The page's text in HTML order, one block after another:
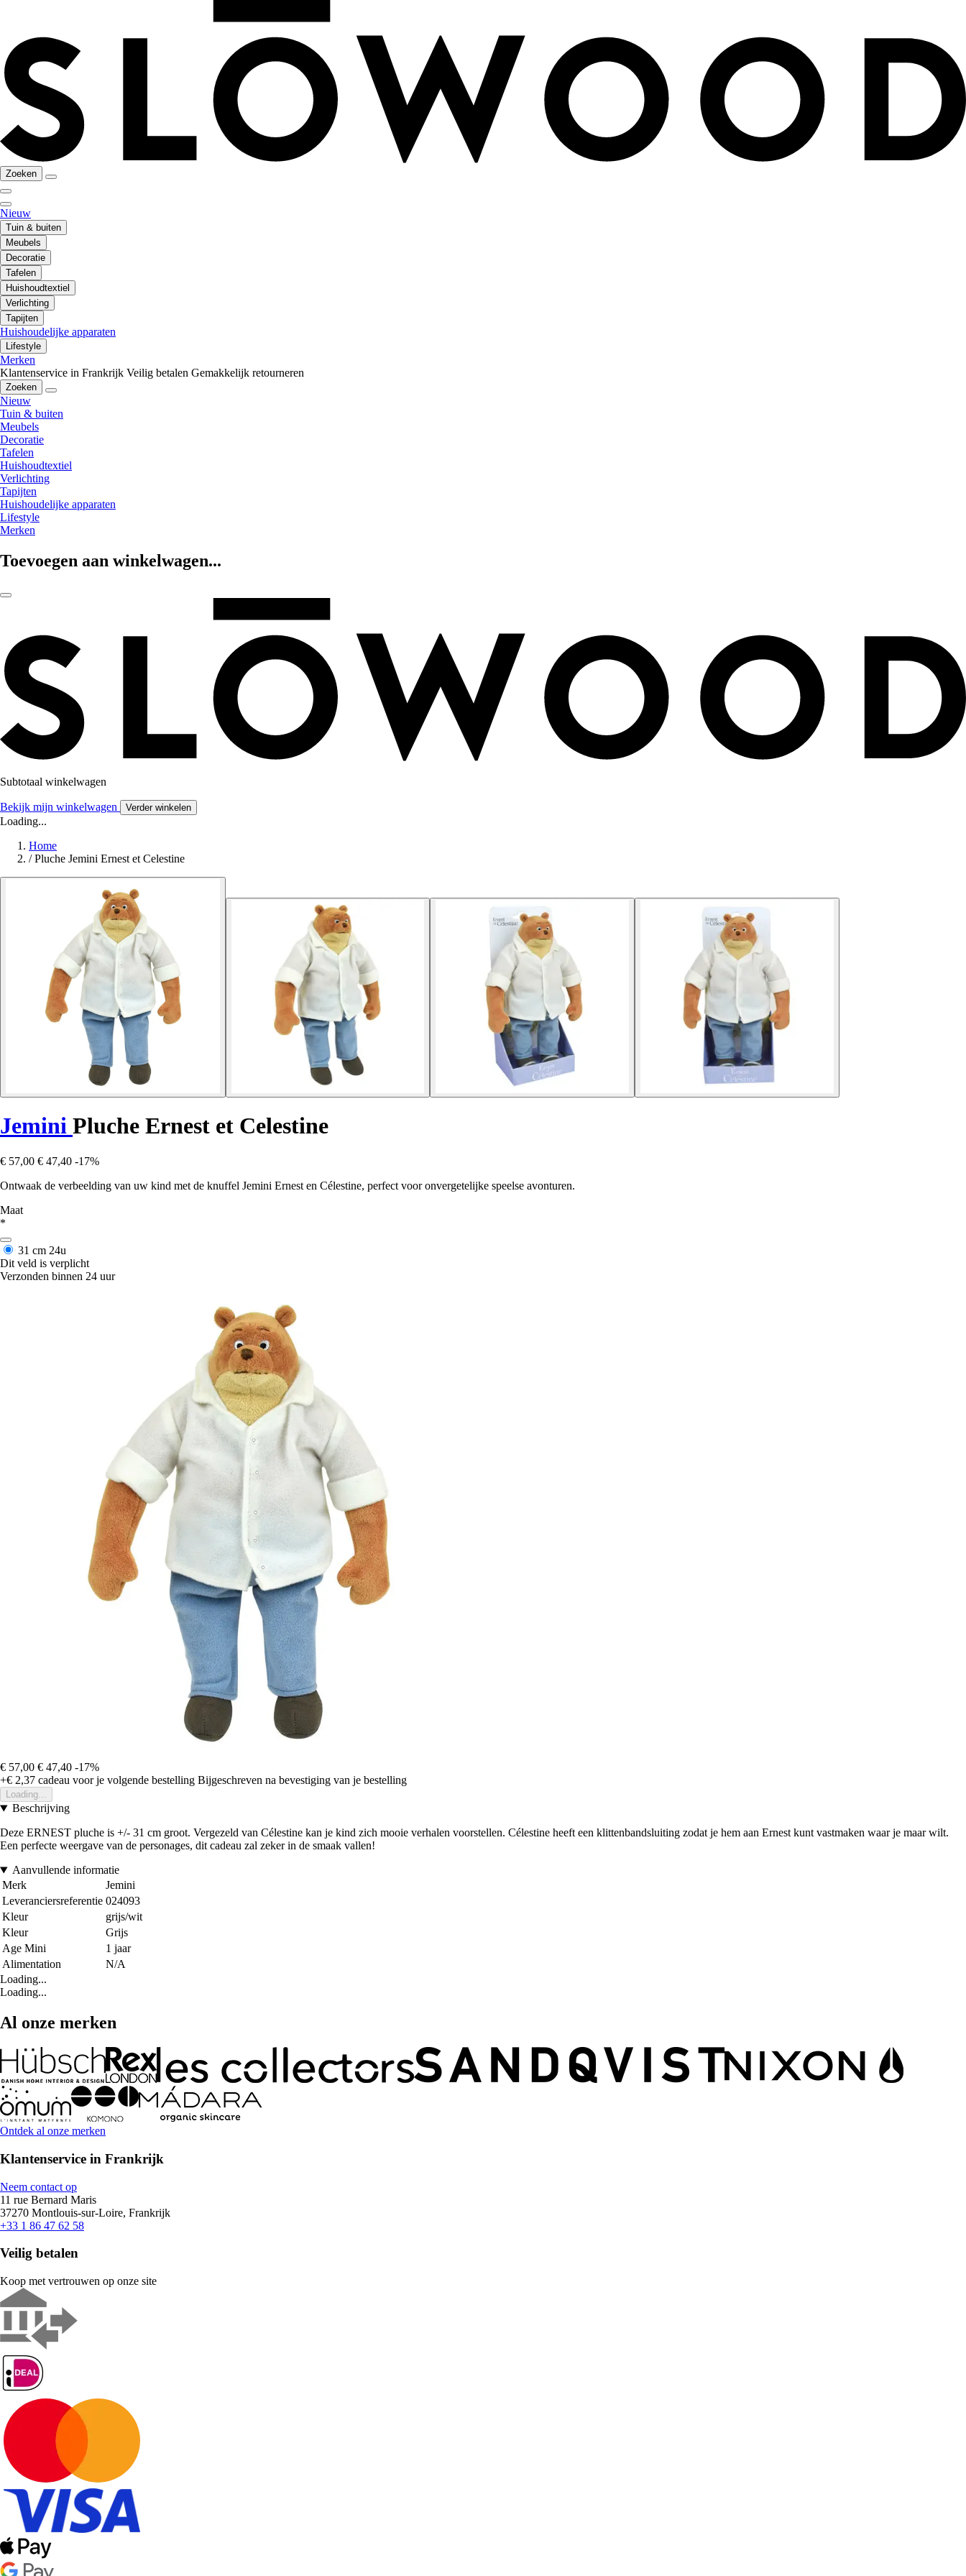
Zoeken
Nieuw
Tuin & buiten
Meubels
Decoratie
Tafelen
Huishoudtextiel
Verlichting
Tapijten
Huishoudelijke apparaten
Lifestyle
Merken
Klantenservice in Frankrijk Veilig betalen Gemakkelijk retourneren
Zoeken
Nieuw
Tuin & buiten
Meubels
Decoratie
Tafelen
Huishoudtextiel
Verlichting
Tapijten
Huishoudelijke apparaten
Lifestyle
Merken
Toevoegen aan winkelwagen...
Subtotaal winkelwagen
Bekijk mijn winkelwagen Verder winkelen
Loading...
Home
/ Pluche Jemini Ernest et Celestine
Jemini Pluche Ernest et Celestine
€ 57,00 € 47,40 -17%
Ontwaak de verbeelding van uw kind met de knuffel Jemini Ernest en Célestine, perfect voor onvergetelijke speelse avonturen.
Maat
*
31 cm 24u
Dit veld is verplicht
Verzonden binnen 24 uur
€ 57,00 € 47,40 -17%
+€ 2,37 cadeau voor je volgende bestelling Bijgeschreven na bevestiging van je bestelling
Loading...
Beschrijving
Deze ERNEST pluche is +/- 31 cm groot. Vergezeld van Célestine kan je kind zich mooie verhalen voorstellen. Célestine heeft een klittenbandsluiting zodat je hem aan Ernest kunt vastmaken waar je maar wilt.
Een perfecte weergave van de personages, dit cadeau zal zeker in de smaak vallen!
Aanvullende informatie
Merk
Jemini
Leveranciersreferentie 024093
Kleur
grijs/wit
Kleur
Grijs
Age Mini
1 jaar
Alimentation
N/A
Loading...
Loading...
Al onze merken
Ontdek al onze merken
Klantenservice in Frankrijk
Neem contact op
11 rue Bernard Maris
37270 Montlouis-sur-Loire, Frankrijk
+33 1 86 47 62 58
Veilig betalen
Koop met vertrouwen op onze site